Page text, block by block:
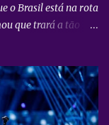
o Brasil está na rota
que trará a tão
TOUR ” , a nova
distribuídas
Além do aguardado